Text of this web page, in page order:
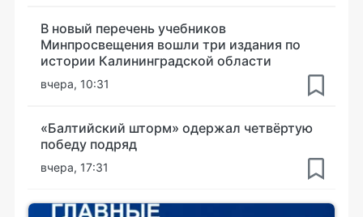
В новый перечень учебников
Минпросвещения вошли три издания по
истории Калининградской области
вчера, 10:31
«Балтийский шторм» одержал четвёртую
победу подряд
вчера, 17:31